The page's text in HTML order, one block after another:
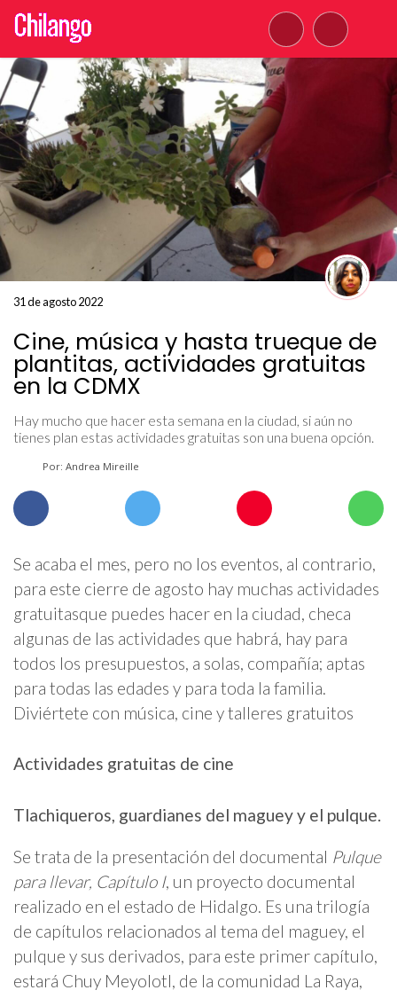
31 de agosto 2022
Cine, música y hasta trueque de
plantitas, actividades gratuitas
en la CDMX
Hay mucho que hacer esta semana en la ciudad, si aún no
tienes plan estas actividades gratuitas son una buena opción.
Por: Andrea Mireille
Se acaba el mes, pero no los eventos, al contrario,
para este cierre de agosto hay muchas actividades
gratuitasque puedes hacer en la ciudad, checa
algunas de las actividades que habrá, hay para
todos los presupuestos, a solas, compañía; aptas
para todas las edades y para toda la familia.
Diviértete con música, cine y talleres gratuitos
Actividades gratuitas de cine
Tlachiqueros, guardianes del maguey y el pulque.
Se trata de la presentación del documental Pulque
para llevar, Capítulo I, un proyecto documental
realizado en el estado de Hidalgo. Es una trilogía
de capítulos relacionados al tema del maguey, el
pulque y sus derivados, para este primer capítulo,
estará Chuy Meyolotl, de la comunidad La Raya,